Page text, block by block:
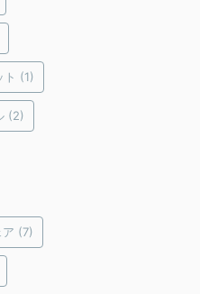
ト (1)
(2)
(7)